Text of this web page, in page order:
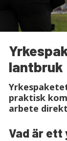
lantbruk
praktisk
arbete
Vad är ett